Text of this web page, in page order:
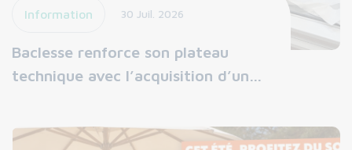
Information 30 Juil. 2026
Baclesse renforce son plateau
technique avec l’acquisition d’un…